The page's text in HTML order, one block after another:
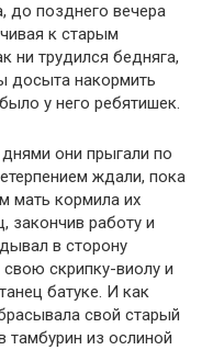
до позднего вечера
к старым
ни трудился бедняга,
досыта накормить
у него ребятишек.
они прыгали по
ждали, пока
мать кормила их
закончив работу и
в сторону
скрипку-виолу и
батуке. И как
свой старый
тамбурин из ослиной